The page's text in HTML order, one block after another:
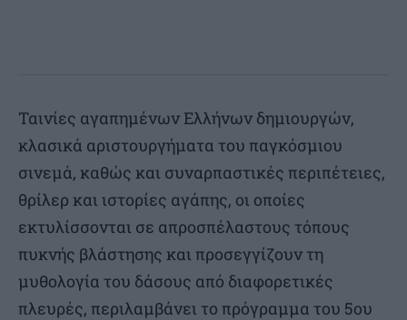
Ταινίες αγαπημένων Ελλήνων δημιουργών,
κλασικά αριστουργήματα του παγκόσμιου
σινεμά, καθώς και συναρπαστικές περιπέτειες,
θρίλερ και ιστορίες αγάπης, οι οποίες
εκτυλίσσονται σε απροσπέλαστους τόπους
πυκνής βλάστησης και προσεγγίζουν τη
μυθολογία του δάσους από διαφορετικές
πλευρές, περιλαμβάνει το πρόγραμμα του 5ου